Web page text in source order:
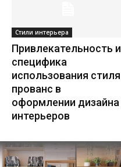
Стили интерьера
Привлекательность и
специфика
использования стиля
прованс в
оформлении дизайна
интерьеров